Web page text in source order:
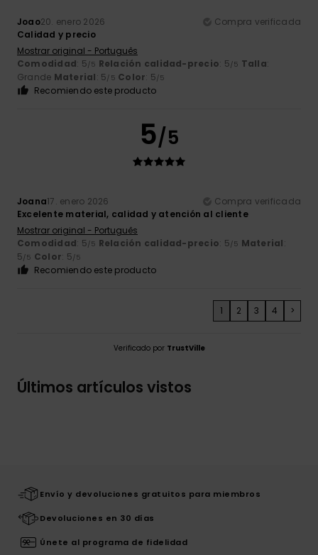
Joao20. enero 2026
Compra verificada
Calidad y precio
Mostrar original - Português
Comodidad: 5/5 Relación calidad-precio: 5/5 Talla:
Grande Material: 5/5 Color: 5/5
Recomiendo este producto
5/5
Joana17. enero 2026
Compra verificada
Excelente material, calidad y atención al cliente
Mostrar original - Português
Comodidad: 5/5 Relación calidad-precio: 5/5 Material:
5/5 Color: 5/5
Recomiendo este producto
1 2 3 4 >
Verificado por TrustVille
Últimos artículos vistos
Envío y devoluciones gratuitos para miembros
Devoluciones en 30 días
Únete al programa de fidelidad